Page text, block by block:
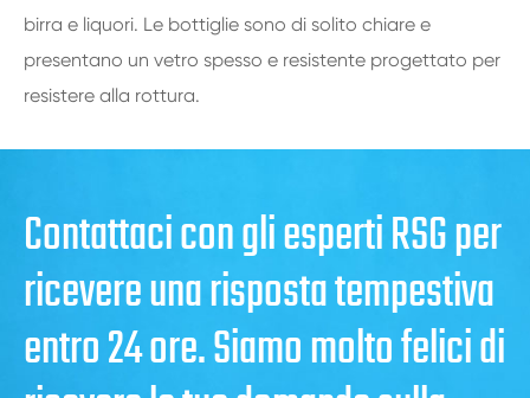
birra e liquori. Le bottiglie sono di solito chiare e
presentano un vetro spesso e resistente progettato per
resistere alla rottura.
Contattaci con gli esperti RSG per
ricevere una risposta tempestiva
entro 24 ore. Siamo molto felici di